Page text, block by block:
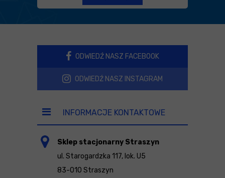
ODWIEDŹ NASZ FACEBOOK
ODWIEDŹ NASZ INSTAGRAM
INFORMACJE KONTAKTOWE
Sklep stacjonarny Straszyn
ul. Starogardzka 117, lok. U5
83-010 Straszyn